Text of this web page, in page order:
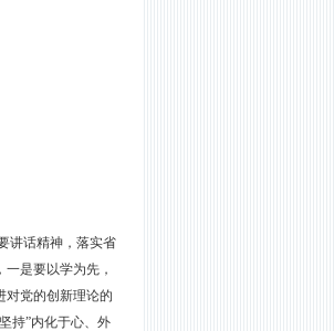
讲话精神，落实省
是要以学为先，
对党的创新理论的
持”内化于心、外